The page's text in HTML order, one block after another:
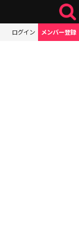
ログイン メンバー登録